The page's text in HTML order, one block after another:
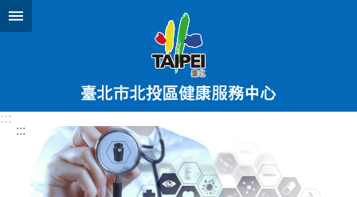
跳到主要內容區塊
:::
:::